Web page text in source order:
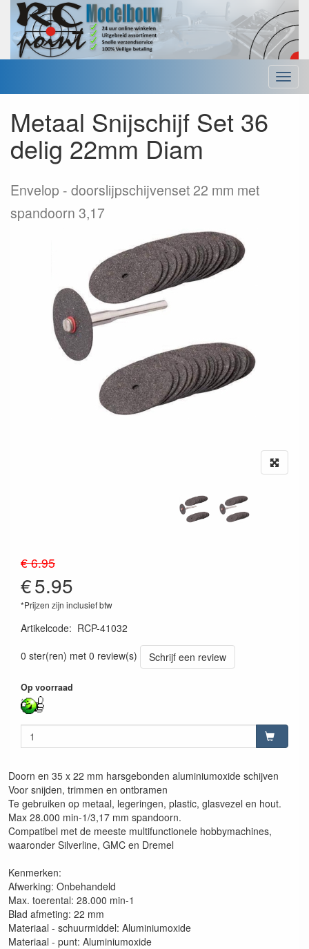
Menu
Metaal Snijschijf Set 36
delig 22mm Diam
Envelop
doorslijpschijvenset 22 mm met
spandoorn 3,17
€ 6.95
€5.95
*Prijzen zijn inclusief btw
Artikelcode: RCP-41032
0 ster(ren) met 0 review(s)
Schrijf een review
Op voorraad
Doorn en 35 x 22 mm harsgebonden aluminiumoxide schijven
Voor snijden, trimmen en ontbramen
Te gebruiken op metaal, legeringen, plastic, glasvezel en hout.
Max 28.000 min-1/3,17 mm spandoorn.
Compatibel met de meeste multifunctionele hobbymachines,
waaronder Silverline, GMC en Dremel
Kenmerken:
Afwerking: Onbehandeld
Max. toerental: 28.000 min-1
Blad afmeting: 22 mm
Materiaal - schuurmiddel: Aluminiumoxide
Materiaal - punt: Aluminiumoxide